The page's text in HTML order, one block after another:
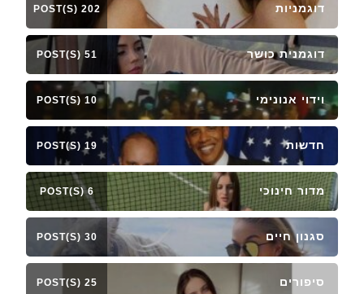
דוגמניות 202 POST(S)
דוגמנית כושר 51 POST(S)
וידוי אנונימי 10 POST(S)
חדשות 19 POST(S)
מדור חינוכי 6 POST(S)
סגנון חיים 30 POST(S)
סיפורים 25 POST(S)